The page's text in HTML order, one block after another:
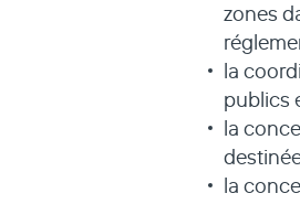
zones
la
publics
la
la